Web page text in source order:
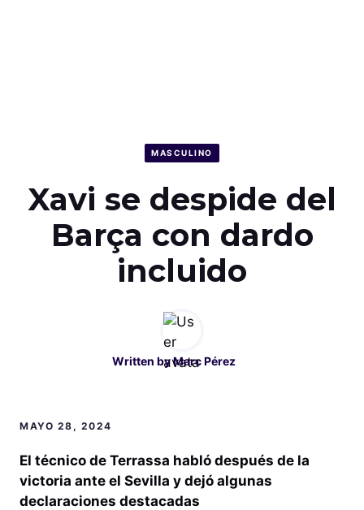
MASCULINO
Xavi se despide del
Barça con dardo
incluido
Written byMarc Pérez
MAYO 28, 2024
El técnico de Terrassa habló después de la
victoria ante el Sevilla y dejó algunas
declaraciones destacadas